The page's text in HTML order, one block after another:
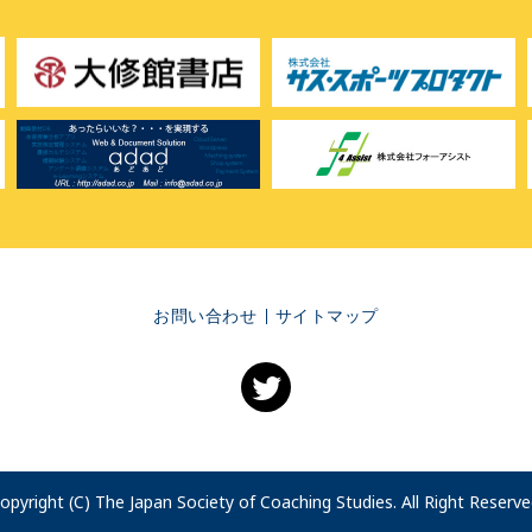
お問い合わせ サイトマップ
(C) The Japan Society of Coaching Studies. All Right